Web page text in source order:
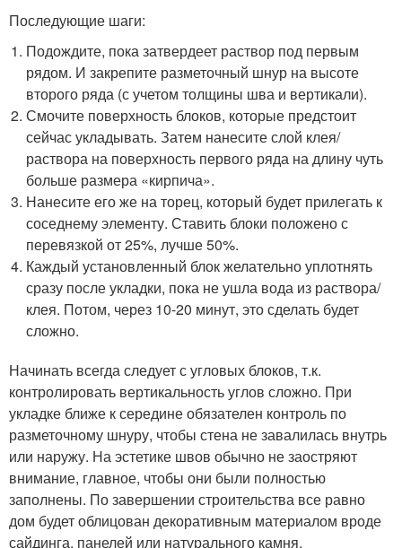
Последующие шаги:
Подождите, пока затвердеет раствор под первым
рядом. И закрепите разметочный шнур на высоте
второго ряда (с учетом толщины шва и вертикали).
Смочите поверхность блоков, которые предстоит
сейчас укладывать. Затем нанесите слой клея/
раствора на поверхность первого ряда на длину чуть
больше размера «кирпича».
Нанесите его же на торец, который будет прилегать к
соседнему элементу. Ставить блоки положено с
перевязкой от 25%, лучше 50%.
Каждый установленный блок желательно уплотнять
сразу после укладки, пока не ушла вода из раствора/
клея. Потом, через 10-20 минут, это сделать будет
сложно.
Начинать всегда следует с угловых блоков, т.к.
контролировать вертикальность углов сложно. При
укладке ближе к середине обязателен контроль по
разметочному шнуру, чтобы стена не завалилась внутрь
или наружу. На эстетике швов обычно не заостряют
внимание, главное, чтобы они были полностью
заполнены. По завершении строительства все равно
дом будет облицован декоративным материалом вроде
сайдинга, панелей или натурального камня.